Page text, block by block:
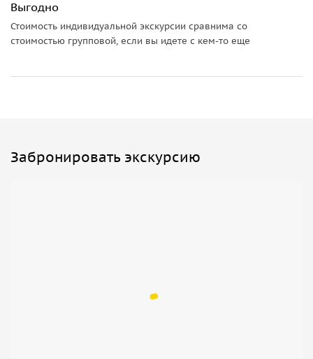
посещение местных реликтов третичного периода
Кавказа.
Удобную одежду и обувь для прогулок.
Выгодно
Стоимость индивидуальной экскурсии сравнима со
стоимостью групповой, если вы идете с кем-то еще
Забронировать экскурсию